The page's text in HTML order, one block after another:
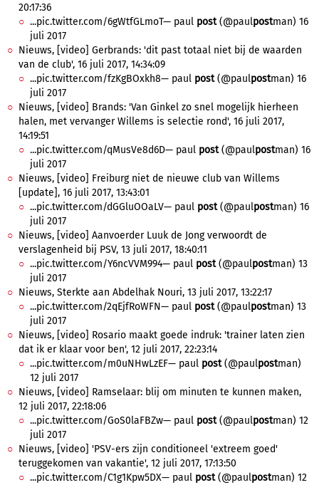
20:17:36
...pic.twitter.com/6gWtfGLmoT— paul post(@paulpostman) 16
juli 2017
Nieuws, [video] Gerbrands: 'dit past totaal niet bij de waarden
van de club', 16 juli 2017, 14:34:09
...pic.twitter.com/fzKgBOxkh8— paul post(@paulpostman) 16
juli 2017
Nieuws, [video] Brands: 'Van Ginkel zo snel mogelijk hierheen
halen, met vervanger Willems is selectie rond', 16 juli 2017,
14:19:51
...pic.twitter.com/qMusVe8d6D— paul post(@paulpostman) 16
juli 2017
Nieuws, [video] Freiburg niet de nieuwe club van Willems
[update], 16 juli 2017, 13:43:01
...pic.twitter.com/dGGluOOaLV— paul post(@paulpostman) 16
juli 2017
Nieuws, [video] Aanvoerder Luuk de Jong verwoordt de
verslagenheid bij PSV, 13 juli 2017, 18:40:11
...pic.twitter.com/Y6ncVVM994— paul post(@paulpostman) 13
juli 2017
Nieuws, Sterkte aan Abdelhak Nouri, 13 juli 2017, 13:22:17
...pic.twitter.com/2qEjfRoWFN— paul post(@paulpostman) 13
juli 2017
Nieuws, [video] Rosario maakt goede indruk: 'trainer laten zien
dat ik er klaar voor ben', 12 juli 2017, 22:23:14
...pic.twitter.com/m0uNHwLzEF— paul post(@paulpostman)
12 juli 2017
Nieuws, [video] Ramselaar: blij om minuten te kunnen maken,
12 juli 2017, 22:18:06
...pic.twitter.com/GoS0laFBZw— paul post(@paulpostman) 12
juli 2017
Nieuws, [video] 'PSV-ers zijn conditioneel 'extreem goed'
teruggekomen van vakantie', 12 juli 2017, 17:13:50
...pic.twitter.com/C1g1Kpw5DX— paul post(@paulpostman) 12